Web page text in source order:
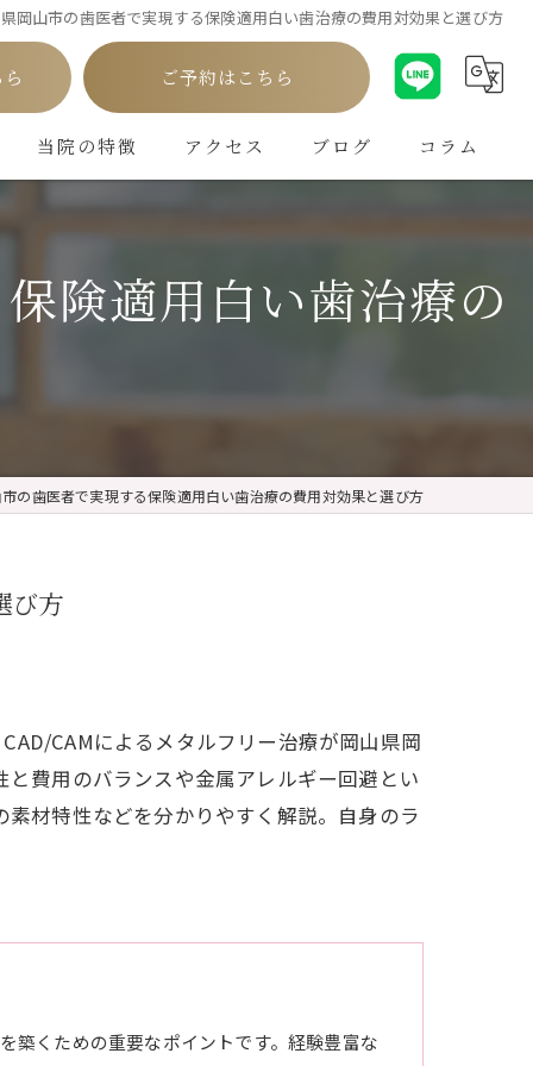
岡山市の歯医者で実現する保険適用白い歯治療の費用対効果と選び方
ご予約はこちら
当院の特徴
インプラント
アクセス ブログ コラム
険適用白い歯治療の
の歯医者で実現する保険適用白い歯治療の費用対効果と選び方
び方
CAMによるメタルフリー治療が岡山県岡
費用のバランスや金属アレルギー回避とい
材特性などを分かりやすく解説。自身のラ
築くための重要なポイントです。経験豊富な